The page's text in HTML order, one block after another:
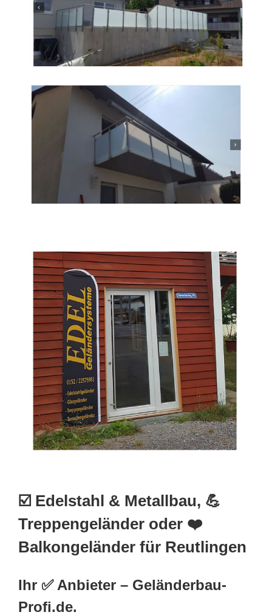
☑️ Edelstahl & Metallbau, 💪
Treppengeländer oder ❤️
Balkongeländer für Reutlingen
Ihr ✅ Anbieter – Geländerbau-
Profi.de.